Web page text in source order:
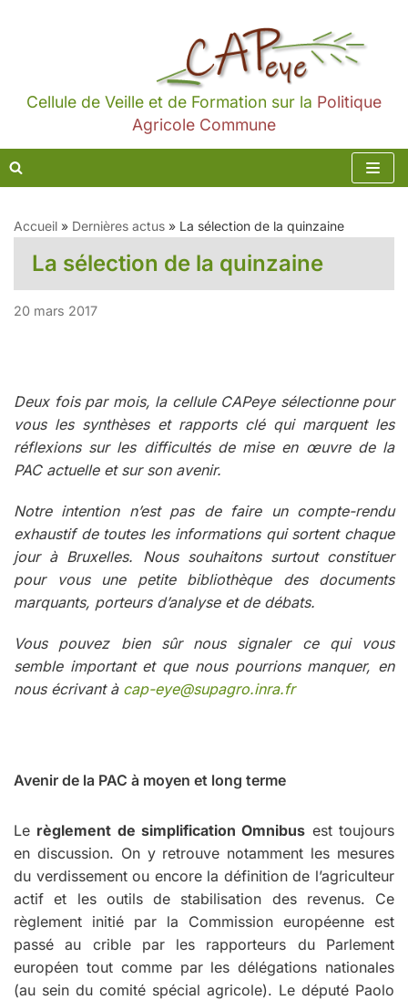
contenu
Cellule de Veille et de Formation sur la Politique
Agricole Commune
Accueil » Dernières actus » La sélection de la quinzaine
La sélection de la quinzaine
20 mars 2017
Deux fois par mois, la cellule CAPeye sélectionne pour
vous les synthèses et rapports clé qui marquent les
réflexions sur les difficultés de mise en œuvre de la
PAC actuelle et sur son avenir.
Notre intention n’est pas de faire un compte-rendu
exhaustif de toutes les informations qui sortent chaque
jour à Bruxelles. Nous souhaitons surtout constituer
pour vous une petite bibliothèque des documents
marquants, porteurs d’analyse et de débats.
Vous pouvez bien sûr nous signaler ce qui vous
semble important et que nous pourrions manquer, en
nous écrivant à cap-eye@supagro.inra.fr
Avenir de la PAC à moyen et long terme
Le règlement de simplification Omnibus est toujours
en discussion. On y retrouve notamment les mesures
du verdissement ou encore la définition de l’agriculteur
actif et les outils de stabilisation des revenus. Ce
règlement initié par la Commission européenne est
passé au crible par les rapporteurs du Parlement
européen tout comme par les délégations nationales
(au sein du comité spécial agricole). Le député Paolo